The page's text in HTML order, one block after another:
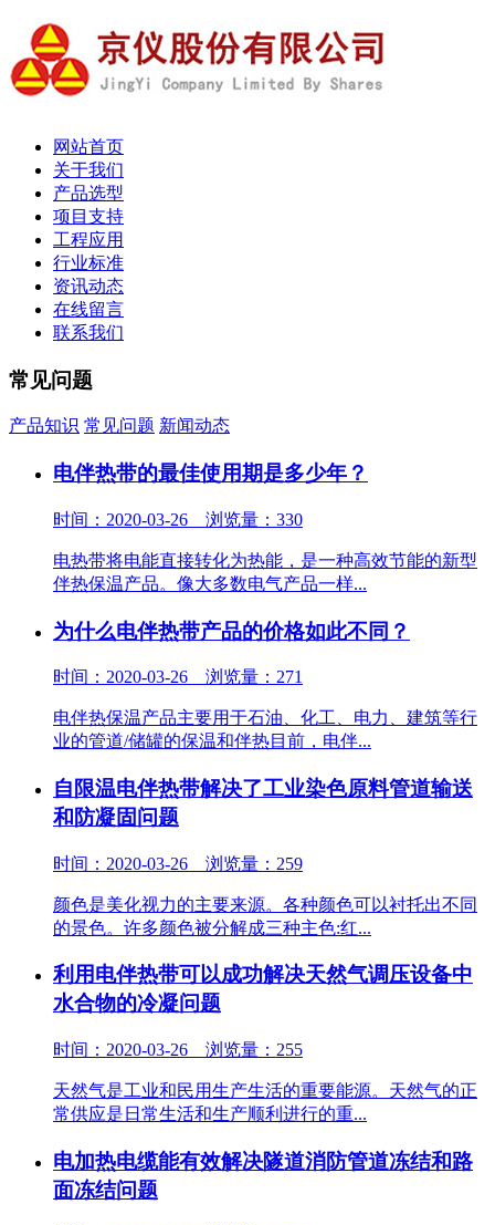
网站首页
关于我们
产品选型
项目支持
工程应用
行业标准
资讯动态
在线留言
联系我们
常见问题
产品知识 常见问题 新闻动态
电伴热带的最佳使用期是多少年？
时间：2020-03-26 浏览量：330
电热带将电能直接转化为热能，是一种高效节能的新型
伴热保温产品。像大多数电气产品一样...
为什么电伴热带产品的价格如此不同？
时间：2020-03-26 浏览量：271
电伴热保温产品主要用于石油、化工、电力、建筑等行
业的管道/储罐的保温和伴热目前，电伴...
自限温电伴热带解决了工业染色原料管道输送
和防凝固问题
时间：2020-03-26 浏览量：259
颜色是美化视力的主要来源。各种颜色可以衬托出不同
的景色。许多颜色被分解成三种主色:红...
利用电伴热带可以成功解决天然气调压设备中
水合物的冷凝问题
时间：2020-03-26 浏览量：255
天然气是工业和民用生产生活的重要能源。天然气的正
常供应是日常生活和生产顺利进行的重...
电加热电缆能有效解决隧道消防管道冻结和路
面冻结问题